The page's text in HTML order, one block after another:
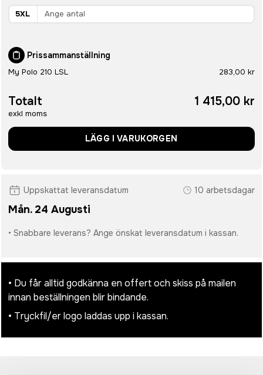
5XL
Prissammanställning
My Polo 210 LSL 283,00 kr
Totalt
exkl moms
1 415,00 kr
LÄGG I VARUKORGEN
Uppskattat leveransdatum 10 arbetsdagar
Mån. 24 Augusti
• Snabbare leverans? Ange önskat leveransdatum i kassan.
• Du får alltid godkänna en offert och skiss på mailen
innan beställningen blir bindande.
• Tryckfil/er logo laddas upp i kassan.